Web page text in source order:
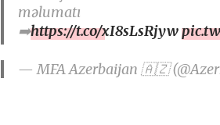
məlumatı
➡️https://t.co/xI8sLsRjyw
— MFA Azerbaijan 🇦🇿